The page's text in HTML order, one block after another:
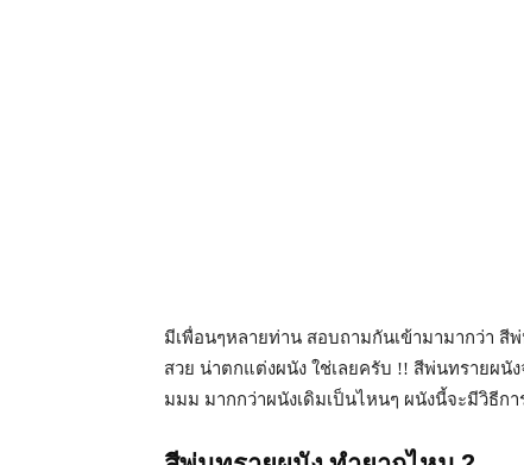
มีเพื่อนๆหลายท่าน สอบถามกันเข้ามามากว่า สี
สวย น่าตกแต่งผนัง ใช่เลยครับ !! สีพ่นทรายผนั
มมม มากกว่าผนังเดิมเป็นไหนๆ ผนังนี้จะมีวิธีก